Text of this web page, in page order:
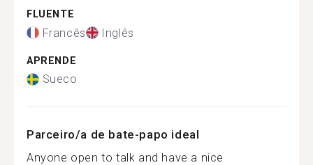
FLUENTE
Francês Inglês
APRENDE
Sueco
Parceiro/a de bate-papo ideal
Anyone open to talk and have a nice